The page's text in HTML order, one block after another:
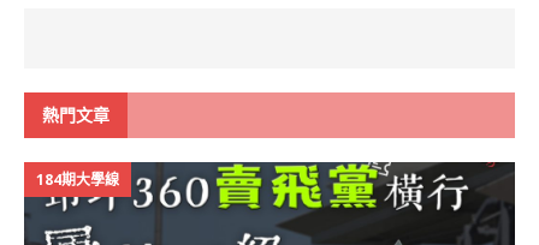
熱門文章
184期大學線